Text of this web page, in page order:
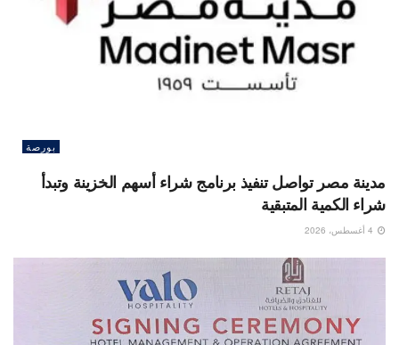
بورصة
مدينة مصر تواصل تنفيذ برنامج شراء أسهم الخزينة وتبدأ
شراء الكمية المتبقية